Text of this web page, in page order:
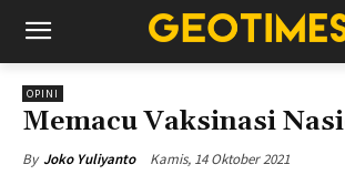
OPINI
Memacu Vaksinasi
By Joko Yuliyanto Kamis, 14 Oktober 2021